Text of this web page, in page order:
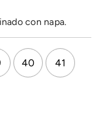
con napa.
40 41